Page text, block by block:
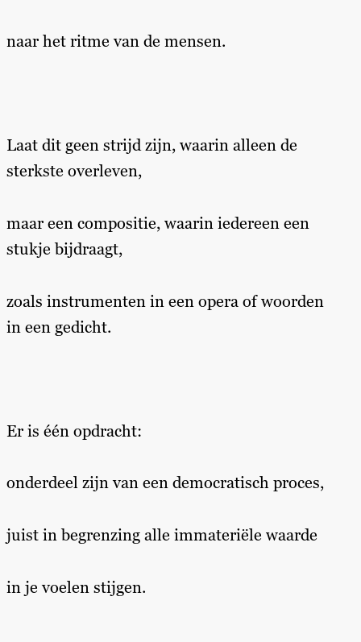
naar het ritme van de mensen.
Laat dit geen strijd zijn, waarin alleen de
sterkste overleven,
maar een compositie, waarin iedereen een
stukje bijdraagt,
zoals instrumenten in een opera of woorden
in een gedicht.
Er is één opdracht:
onderdeel zijn van een democratisch proces,
juist in begrenzing alle immateriële waarde
in je voelen stijgen.